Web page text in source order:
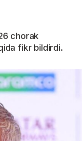
chorak
fikr bildirdi.